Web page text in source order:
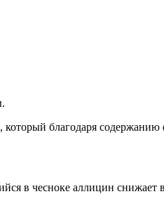
благодаря содержанию
в чесноке аллицин снижает